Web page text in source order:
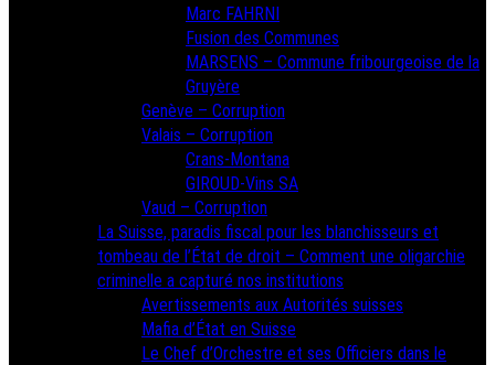
Marc FAHRNI
Fusion des Communes
MARSENS – Commune fribourgeoise de la
Gruyère
Genève – Corruption
Valais – Corruption
Crans-Montana
GIROUD-Vins SA
Vaud – Corruption
La Suisse, paradis fiscal pour les blanchisseurs et
tombeau de l’État de droit – Comment une oligarchie
criminelle a capturé nos institutions
Avertissements aux Autorités suisses
Mafia d’État en Suisse
Le Chef d’Orchestre et ses Officiers dans le